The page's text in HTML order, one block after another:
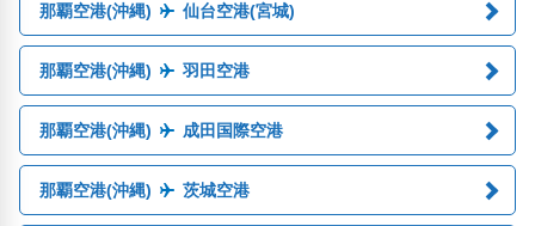
那覇空港(沖縄) 仙台空港(宮城)
那覇空港(沖縄) 羽田空港
那覇空港(沖縄) 成田国際空港
那覇空港(沖縄) 茨城空港